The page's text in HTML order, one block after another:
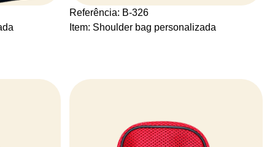
Referência: B-326
Item: Shoulder bag personalizada